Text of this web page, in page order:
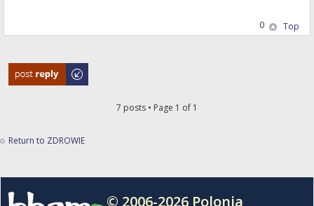
Top
0
Post a reply
7 posts • Page 1 of 1
Return to ZDROWIE
© 2006-2026 Polonia